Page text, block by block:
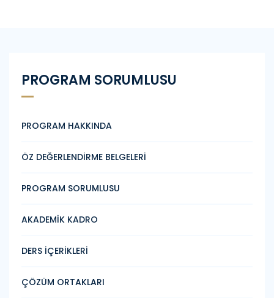
PROGRAM SORUMLUSU
PROGRAM HAKKINDA
ÖZ DEĞERLENDİRME BELGELERİ
PROGRAM SORUMLUSU
AKADEMİK KADRO
DERS İÇERİKLERİ
ÇÖZÜM ORTAKLARI